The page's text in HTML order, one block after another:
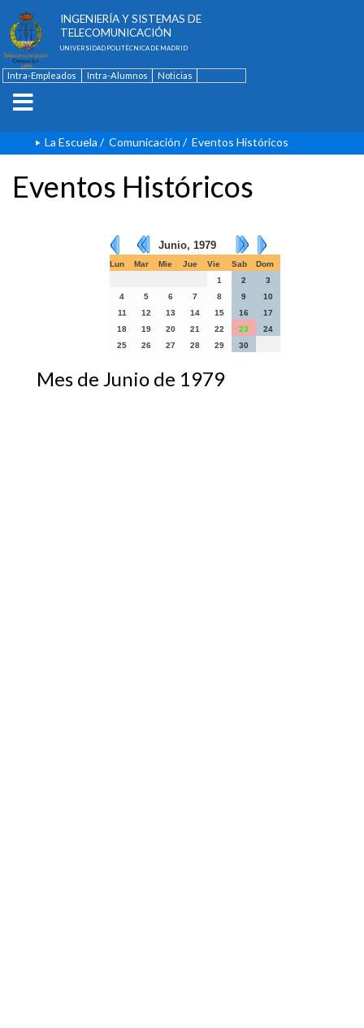
INGENIERÍA Y SISTEMAS DE
TELECOMUNICACIÓN
UNIVERSIDAD POLITÉCNICA DE MADRID
Intra-Empleados Intra-Alumnos
Noticias
La Escuela / Comunicación / Eventos Históricos
Eventos Históricos
Junio, 1979
Lun Mar Mie Jue Vie Sab
Dom
1
2
3
4
5 6 7 8 9
10
11
12 13 14 15 16
17
18
19 20 21 22 23
24
25
26 27 28 29 30
Mes de Junio de 1979